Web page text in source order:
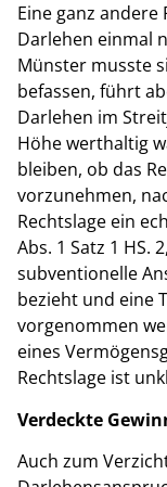
Eine ganz
Darlehen einmal
Münster musste
befassen, führt
Darlehen im
Höhe werthaltig
bleiben, ob das
vorzunehmen,
Rechtslage ein
Abs. 1 Satz 1 HS.
subventionelle
bezieht und eine
vorgenommen
eines
Rechtslage ist
Verdeckte
Auch zum